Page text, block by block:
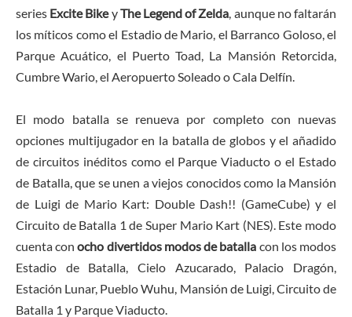
series Excite BikeyThe Legend of Zelda , aunque no faltarán
los míticos como el Estadio de Mario, el Barranco Goloso, el
Parque Acuático, el Puerto Toad, La Mansión Retorcida,
Cumbre Wario, el Aeropuerto Soleado o Cala Delfín.
El modo batalla se renueva por completo con nuevas
opciones multijugador en la batalla de globos y el añadido
de circuitos inéditos como el Parque Viaducto o el Estado
de Batalla, que se unen a viejos conocidos como la Mansión
de Luigi de Mario Kart: Double Dash!! (GameCube) y el
Circuito de Batalla 1 de Super Mario Kart (NES). Este modo
cuenta conocho divertidos modos de batalla con los modos
Estadio de Batalla, Cielo Azucarado, Palacio Dragón,
Estación Lunar, Pueblo Wuhu, Mansión de Luigi, Circuito de
Batalla 1 y Parque Viaducto.